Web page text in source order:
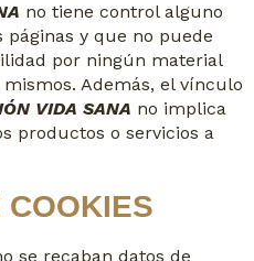
no tiene control alguno
páginas y que no puede
por ningún material
Además, el vínculo
VIDA SANA no implica
productos o servicios a
COOKIES
se recaban datos de